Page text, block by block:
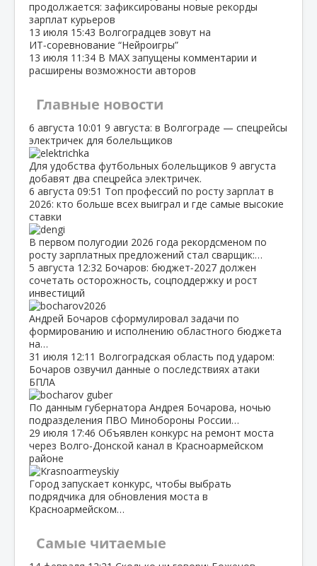
продолжается: зафиксированы новые рекорды
зарплат курьеров
13 июля 15:43 Волгоградцев зовут на
ИТ‑соревнование “Нейроигры”
13 июля 11:34 В МАХ запущены комментарии и
расширены возможности авторов
Главные новости
6 августа 10:01 9 августа: в Волгограде — спецрейсы
электричек для болельщиков
Для удобства футбольных болельщиков 9 августа
добавят два спецрейса электричек.
6 августа 09:51 Топ профессий по росту зарплат в
2026: кто больше всех выиграл и где самые высокие
ставки
В первом полугодии 2026 года рекордсменом по
росту зарплатных предложений стал сварщик:…
5 августа 12:32 Бочаров: бюджет‑2027 должен
сочетать осторожность, соцподдержку и рост
инвестиций
Андрей Бочаров сформулировал задачи по
формированию и исполнению областного бюджета
на…
31 июля 12:11 Волгоградская область под ударом:
Бочаров озвучил данные о последствиях атаки
БПЛА
По данным губернатора Андрея Бочарова, ночью
подразделения ПВО Минобороны России…
29 июля 17:46 Объявлен конкурс на ремонт моста
через Волго‑Донской канал в Красноармейском
районе
Город запускает конкурс, чтобы выбрать
подрядчика для обновления моста в
Красноармейском…
Самые читаемые